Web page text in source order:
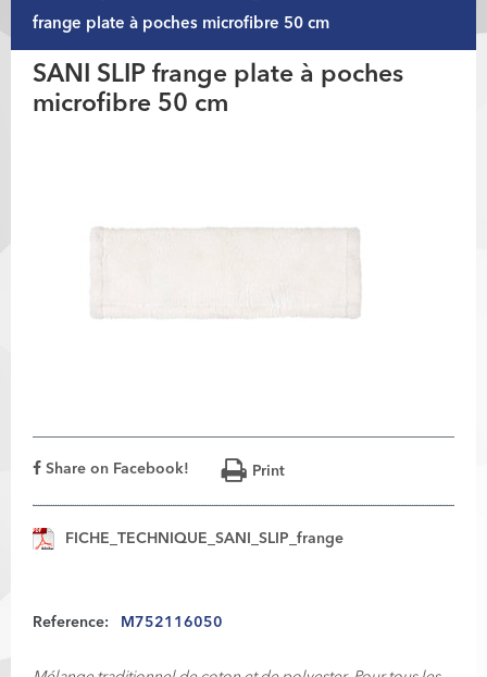
frange plate à poches microfibre 50 cm
SANI SLIP frange plate à poches
microfibre 50 cm
Share on Facebook! Print
FICHE_TECHNIQUE_SANI_SLIP_frange
Reference: M752116050